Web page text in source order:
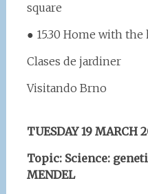
square
● 15.30 Home with
Clases de jardiner
Visitando Brno
TUESDAY 19 MARCH
Topic: Science:
MENDEL